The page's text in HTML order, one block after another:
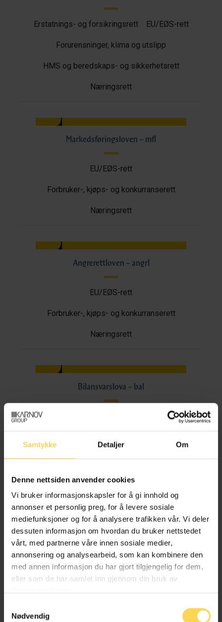
Samtykke Detaljer Om
Denne nettsiden anvender cookies
Vi bruker informasjonskapsler for å gi innhold og
annonser et personlig preg, for å levere sosiale
mediefunksjoner og for å analysere trafikken vår. Vi deler
dessuten informasjon om hvordan du bruker nettstedet
vårt, med partnerne våre innen sosiale medier,
annonsering og analysearbeid, som kan kombinere den
med annen informasjon du har gjort tilgjengelig for dem,
eller som de har samlet inn gjennom din bruk av
Nødvendig
Erstatnings- og forsikringsrett EU/EØS-rett
Forurensninger, klima og utslipp
HMS og beredskaps- og sikkerhetsrett
Næringsrett
Markedsføringsloven – mfl
EU/EØS-rett
Forbruker-, kjøps- og konkurranserett
Næringsrett
Angrerettloven – angrl
EU/EØS-rett
Forbruker-, kjøps- og konkurranserett
Næringsrett
Bilansvarslova – bal
Matloven – matl
Fiskeri- og fangstrett og havbruk
Landbruk, jakt og skogbruk Næringsrett
Innskuddspensjonsloven – innskpensjl